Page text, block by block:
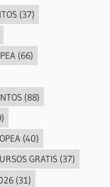
(37)
(66)
(88)
(40)
GRATIS(37)
(31)